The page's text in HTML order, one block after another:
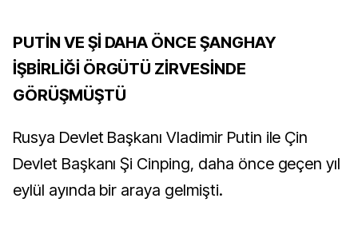
PUTİN VE Şİ DAHA ÖNCE ŞANGHAY
İŞBİRLİĞİ ÖRGÜTÜ ZİRVESİNDE
GÖRÜŞMÜŞTÜ
Rusya Devlet Başkanı Vladimir Putin ile Çin
Devlet Başkanı Şi Cinping, daha önce geçen yıl
eylül ayında bir araya gelmişti.